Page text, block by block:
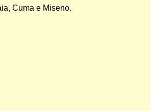
Cuma e Miseno.